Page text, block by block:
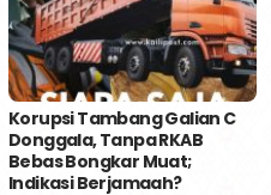
Korupsi Tambang Galian C
Donggala, Tanpa RKAB
Bebas Bongkar Muat;
Indikasi Berjamaah?